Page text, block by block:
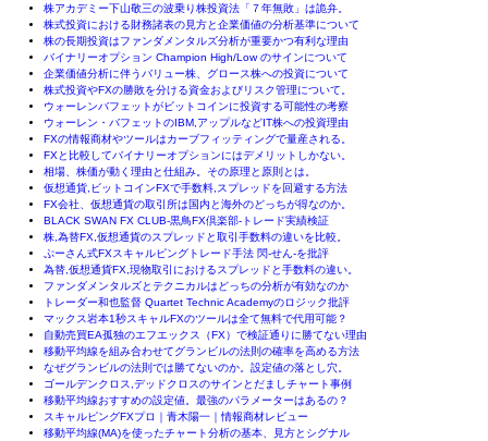
株アカデミー下山敬三の波乗り株投資法「７年無敗」は詭弁。
株式投資における財務諸表の見方と企業価値の分析基準について
株の長期投資はファンダメンタルズ分析が重要かつ有利な理由
バイナリーオプション Champion High/Low のサインについて
企業価値分析に伴うバリュー株、グロース株への投資について
株式投資やFXの勝敗を分ける資金およびリスク管理について。
ウォーレンバフェットがビットコインに投資する可能性の考察
ウォーレン・バフェットのIBM,アップルなどIT株への投資理由
FXの情報商材やツールはカーブフィッティングで量産される。
FXと比較してバイナリーオプションにはデメリットしかない。
相場、株価が動く理由と仕組み。その原理と原則とは。
仮想通貨,ビットコインFXで手数料,スプレッドを回避する方法
FX会社、仮想通貨の取引所は国内と海外のどっちが得なのか。
BLACK SWAN FX CLUB-黒鳥FX倶楽部-トレード実績検証
株,為替FX,仮想通貨のスプレッドと取引手数料の違いを比較。
ぷーさん式FXスキャルピングトレード手法 閃-せん-を批評
為替,仮想通貨FX,現物取引におけるスプレッドと手数料の違い。
ファンダメンタルズとテクニカルはどっちの分析が有効なのか
トレーダー和也監督 Quartet Technic Academyのロジック批評
マックス岩本1秒スキャルFXのツールは全て無料で代用可能？
自動売買EA孤独のエフエックス（FX）で検証通りに勝てない理由
移動平均線を組み合わせてグランビルの法則の確率を高める方法
なぜグランビルの法則では勝てないのか。設定値の落とし穴。
ゴールデンクロス,デッドクロスのサインとだましチャート事例
移動平均線おすすめの設定値。最強のパラメーターはあるの？
スキャルピングFXプロ｜青木陽一｜情報商材レビュー
移動平均線(MA)を使ったチャート分析の基本、見方とシグナル